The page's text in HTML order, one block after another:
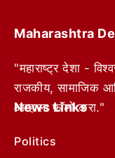
Maharashtra
"महाराष्ट्र देशा -
राजकीय, सामाजिक
आम्हाला फॉलो करा."
News Links
Politics